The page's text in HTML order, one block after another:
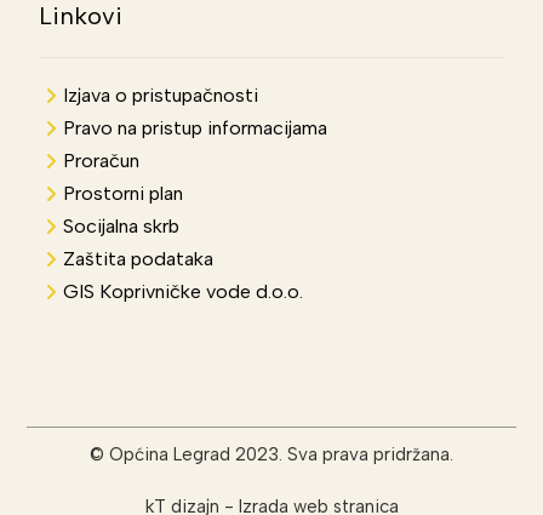
Linkovi
Izjava o pristupačnosti
Pravo na pristup informacijama
Proračun
Prostorni plan
Socijalna skrb
Zaštita podataka
GIS Koprivničke vode d.o.o.
© Općina Legrad 2023. Sva prava pridržana.
kT dizajn - Izrada web stranica